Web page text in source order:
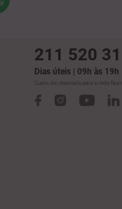
211 520
Dias úteis | 09h às 19h
Custo de chamada para a rede fixa